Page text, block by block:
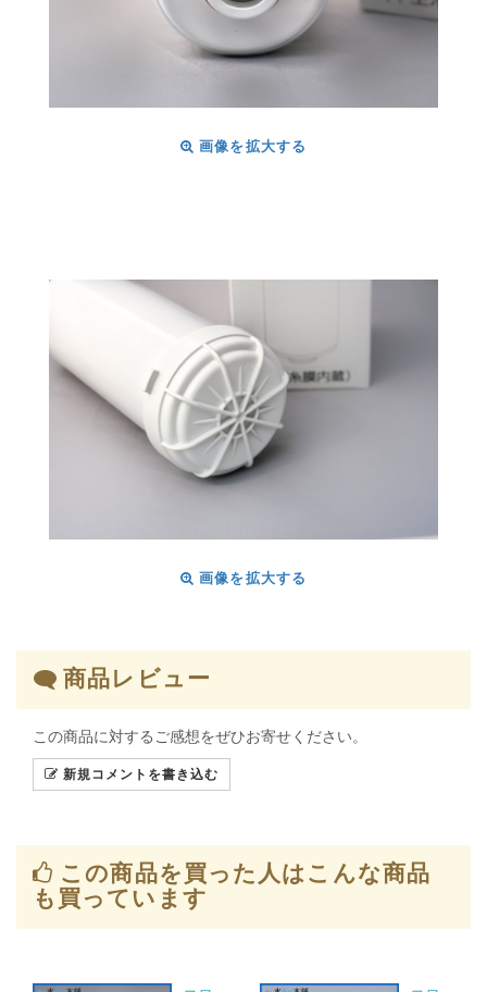
画像を拡大する
画像を拡大する
商品レビュー
この商品に対するご感想をぜひお寄せください。
新規コメントを書き込む
この商品を買った人はこんな商品
も買っています